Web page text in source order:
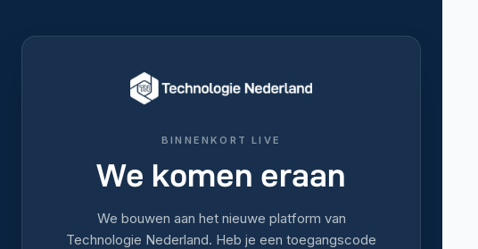
BINNENKORT LIVE
We komen eraan
We bouwen aan het nieuwe platform van
Technologie Nederland. Heb je een toegangscode